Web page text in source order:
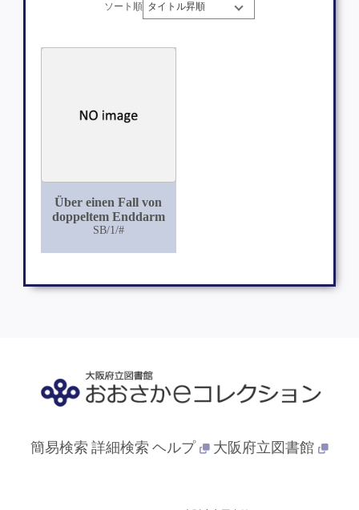
ソート順
Über einen Fall von
doppeltem Enddarm
SB/1/#
簡易検索 詳細検索 ヘルプ 大阪府立図書館